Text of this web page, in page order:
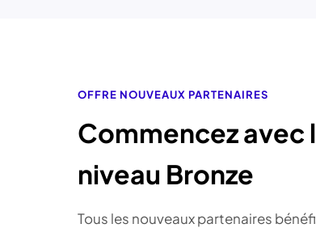
OFFRE NOUVEAUX PARTENAIRES
Commencez avec
niveau Bronze
Tous les nouveaux partenaires